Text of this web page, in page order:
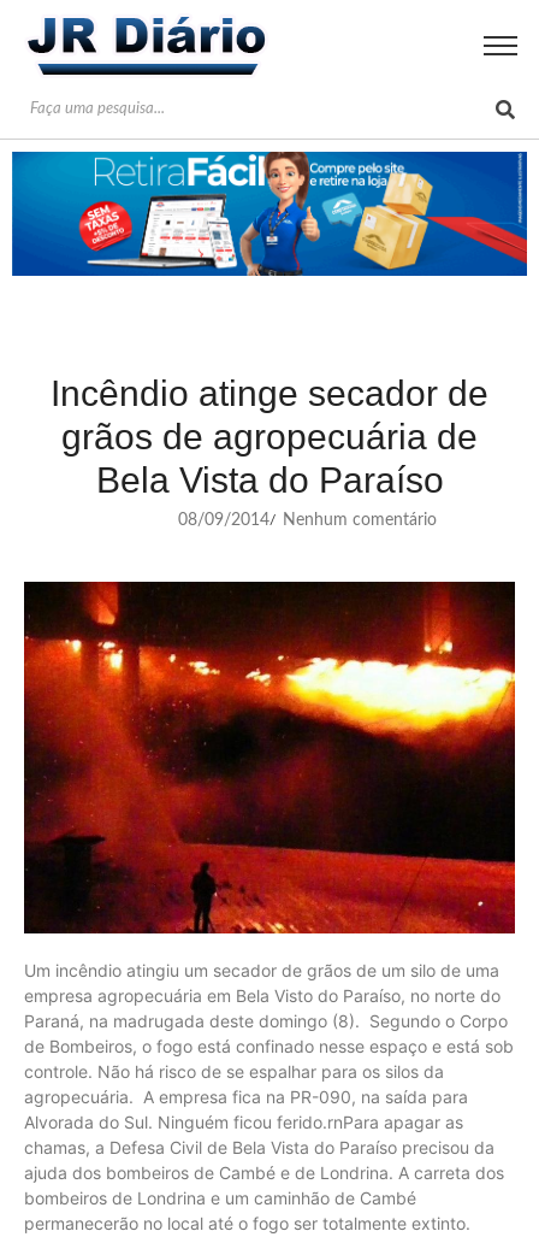
Incêndio atinge secador de
grãos de agropecuária de
Bela Vista do Paraíso
08/09/2014/ Nenhum comentário
Um incêndio atingiu um secador de grãos de um silo de uma
empresa agropecuária em Bela Visto do Paraíso, no norte do
Paraná, na madrugada deste domingo (8). Segundo o Corpo
de Bombeiros, o fogo está confinado nesse espaço e está sob
controle. Não há risco de se espalhar para os silos da
agropecuária. A empresa fica na PR-090, na saída para
Alvorada do Sul. Ninguém ficou ferido.rnPara apagar as
chamas, a Defesa Civil de Bela Vista do Paraíso precisou da
ajuda dos bombeiros de Cambé e de Londrina. A carreta dos
bombeiros de Londrina e um caminhão de Cambé
permanecerão no local até o fogo ser totalmente extinto.